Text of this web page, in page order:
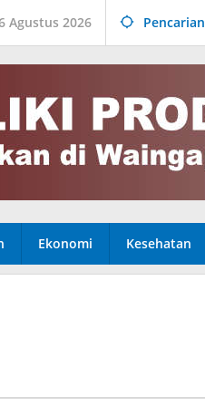
Agustus 2026 Pencarian
Ekonomi Kesehatan